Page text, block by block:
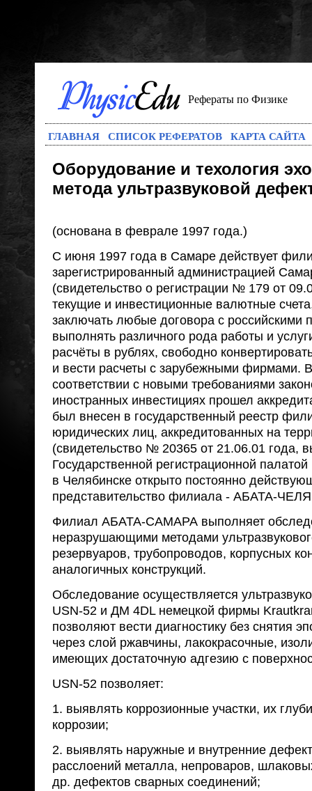
Рефераты по Физике
ГЛАВНАЯ СПИСОК РЕФЕРАТОВ КАРТА САЙТА
Оборудование и техология
метода ультразвуковой
(основана в феврале 1997 года.)
С июня 1997 года в Самаре действует
зарегистрированный администрацией
(свидетельство о регистрации № 179 от
текущие и инвестиционные валютные
заключать любые договора с российскими
выполнять различного рода работы и
расчёты в рублях, свободно
и вести расчеты с зарубежными фирмами.
соответствии с новыми требованиями
иностранных инвестициях прошел
был внесен в государственный реестр
юридических лиц, аккредитованных на
(свидетельство № 20365 от 21.06.01 года,
Государственной регистрационной
в Челябинске открыто постоянно
представительство филиала - АБАТА-
Филиал АБАТА-САМАРА выполняет
неразрушающими методами
резервуаров, трубопроводов, корпусных
аналогичных конструкций.
Обследование осуществляется
USN-52 и ДМ 4DL немецкой фирмы
позволяют вести диагностику без снятия
через слой ржавчины, лакокрасочные,
имеющих достаточную адгезию с
USN-52 позволяет:
1. выявлять коррозионные участки, их
коррозии;
2. выявлять наружные и внутренние
расслоений металла, непроваров,
др. дефектов сварных соединений;